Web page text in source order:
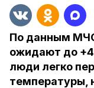
По данным
ожидают до
люди легко
температуры,